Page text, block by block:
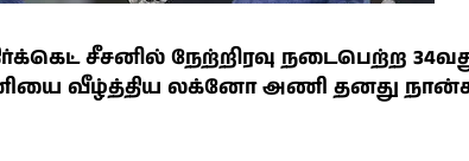
சீசனில் நேற்றிரவு நடைபெற்ற
வீழ்த்திய லக்னோ அணி தனது